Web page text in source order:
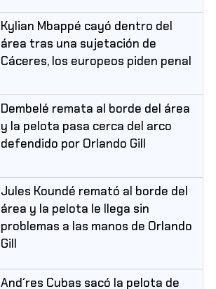
Kylian Mbappé cayó dentro del
área tras una sujetación de
Cáceres, los europeos piden penal
Dembelé remata al borde del área
y la pelota pasa cerca del arco
defendido por Orlando Gill
Jules Koundé remató al borde del
área y la pelota le llega sin
problemas a las manos de Orlando
Gill
And´res Cubas sacó la pelota de